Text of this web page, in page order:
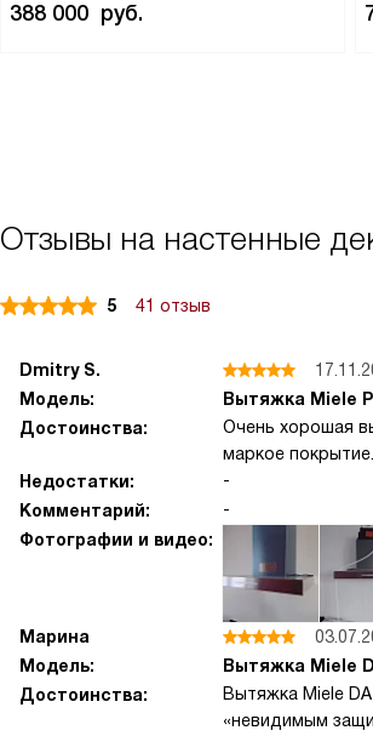
388 000 руб.
Отзывы на настенные
5 41 отзыв
Dmitry S.
Модель:
Вытяжка Miele
Достоинства:
Очень хорошая
маркое
Недостатки:
-
Комментарий:
-
Фотографии и видео:
Марина
Модель:
Вытяжка Miele
Достоинства:
Вытяжка Miele
«невидимым